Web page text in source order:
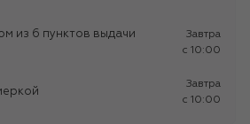
из 6 пунктов выдачи
Завтра
c 10:00
Завтра
c 10:00